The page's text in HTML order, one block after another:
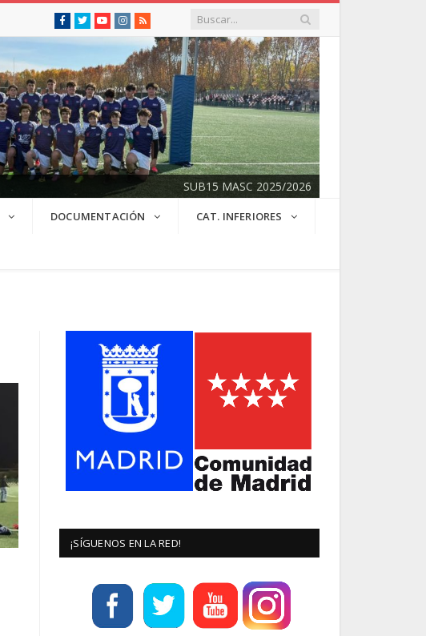
Facebook
Twitter YoutubeInstagram
RSS
SUB15 MASC 2025/2026
DOCUMENTACIÓN CAT. INFERIORES
¡SÍGUENOS EN LA RED!